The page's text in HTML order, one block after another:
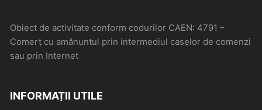
Obiect de activitate conform codurilor CAEN: 4791 –
Comerţ cu amănuntul prin intermediul caselor de comenzi
sau prin Internet
INFORMAȚII UTILE